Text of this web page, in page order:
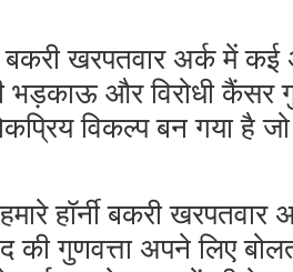
बकरी खरपतवार अर्क में कई
भड़काऊ और विरोधी कैंसर
विकल्प बन गया है
हॉर्नी बकरी खरपतवार
की गुणवत्ता अपने लिए